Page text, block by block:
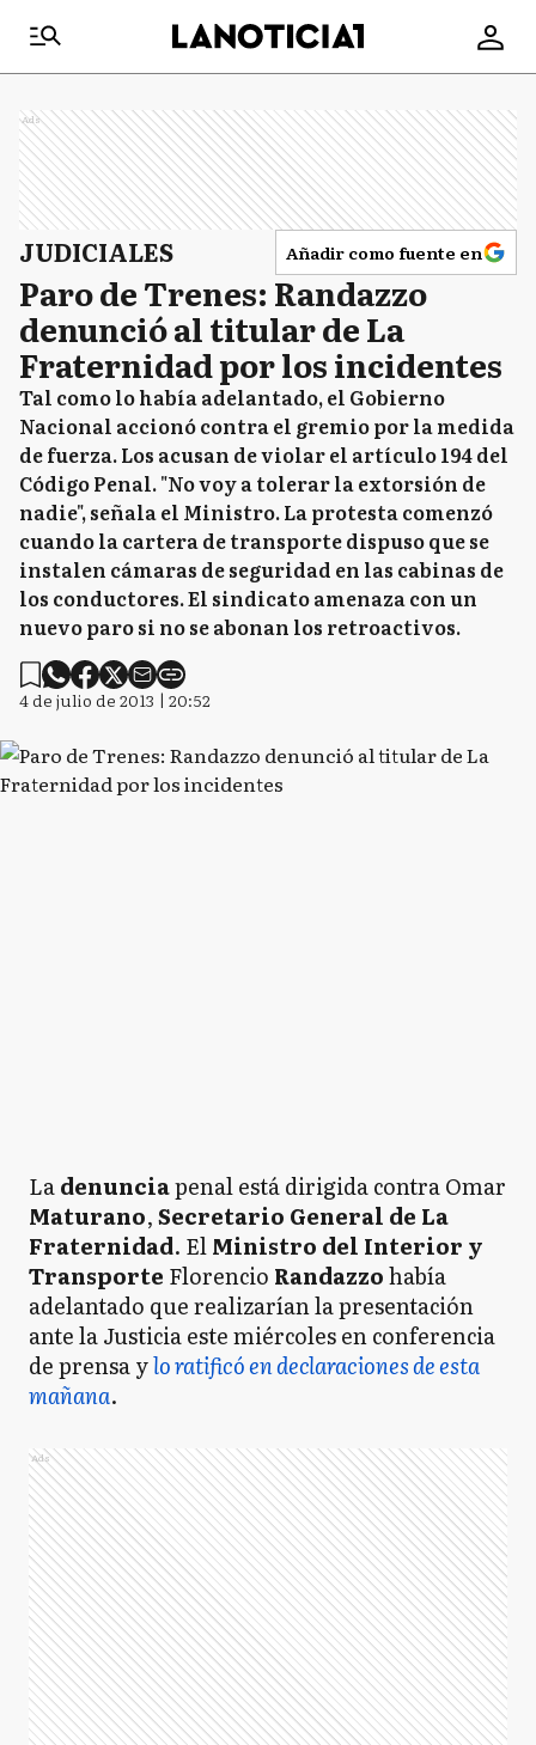
Ads
JUDICIALES Añadir como fuente en
Paro de Trenes: Randazzo
denunció al titular de La
Fraternidad por los incidentes
Tal como lo había adelantado, el Gobierno
Nacional accionó contra el gremio por la medida
de fuerza. Los acusan de violar el artículo 194 del
Código Penal. "No voy a tolerar la extorsión de
nadie", señala el Ministro. La protesta comenzó
cuando la cartera de transporte dispuso que se
instalen cámaras de seguridad en las cabinas de
los conductores. El sindicato amenaza con un
nuevo paro si no se abonan los retroactivos.
4 de julio de 2013 | 20:52
Ladenunciapenal está dirigida contra Omar
Maturano,Secretario General de La
Fraternidad. ElMinistro del Interior y
Transporte Florencio Randazzohabía
adelantado que realizarían la presentación
ante la Justicia este miércoles en conferencia
de prensa ylo ratificó en declaraciones de esta
mañana.
Ads